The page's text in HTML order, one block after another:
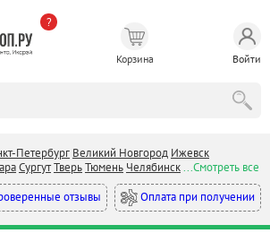
?
Корзина Войти
Петербург Великий Новгород Ижевск
СургутТверьТюмень Челябинск...Смотреть все
отзывы
Оплата при получении